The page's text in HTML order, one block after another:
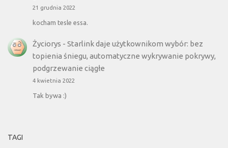
21 grudnia 2022
kocham tesle essa.
Życiorys - Starlink daje użytkownikom wybór: bez
topienia śniegu, automatyczne wykrywanie pokrywy,
podgrzewanie ciągłe
4 kwietnia 2022
Tak bywa :)
TAGI